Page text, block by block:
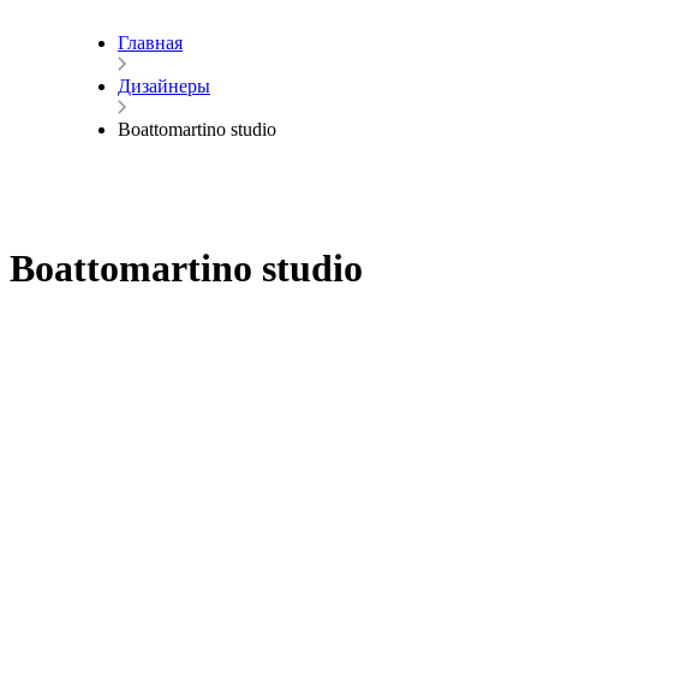
Главная
Дизайнеры
Boattomartino studio
Boattomartino studio